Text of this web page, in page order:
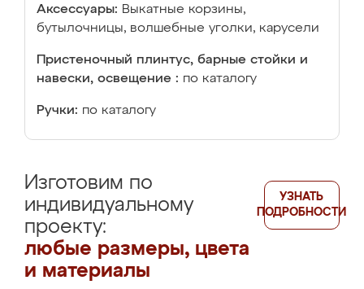
Аксессуары: Выкатные корзины,
бутылочницы, волшебные уголки, карусели
Пристеночный плинтус, барные стойки и
навески, освещение : по каталогу
Ручки: по каталогу
Изготовим по
индивидуальному
проекту:
любые размеры, цвета
и материалы
УЗНАТЬ
ПОДРОБНОСТИ